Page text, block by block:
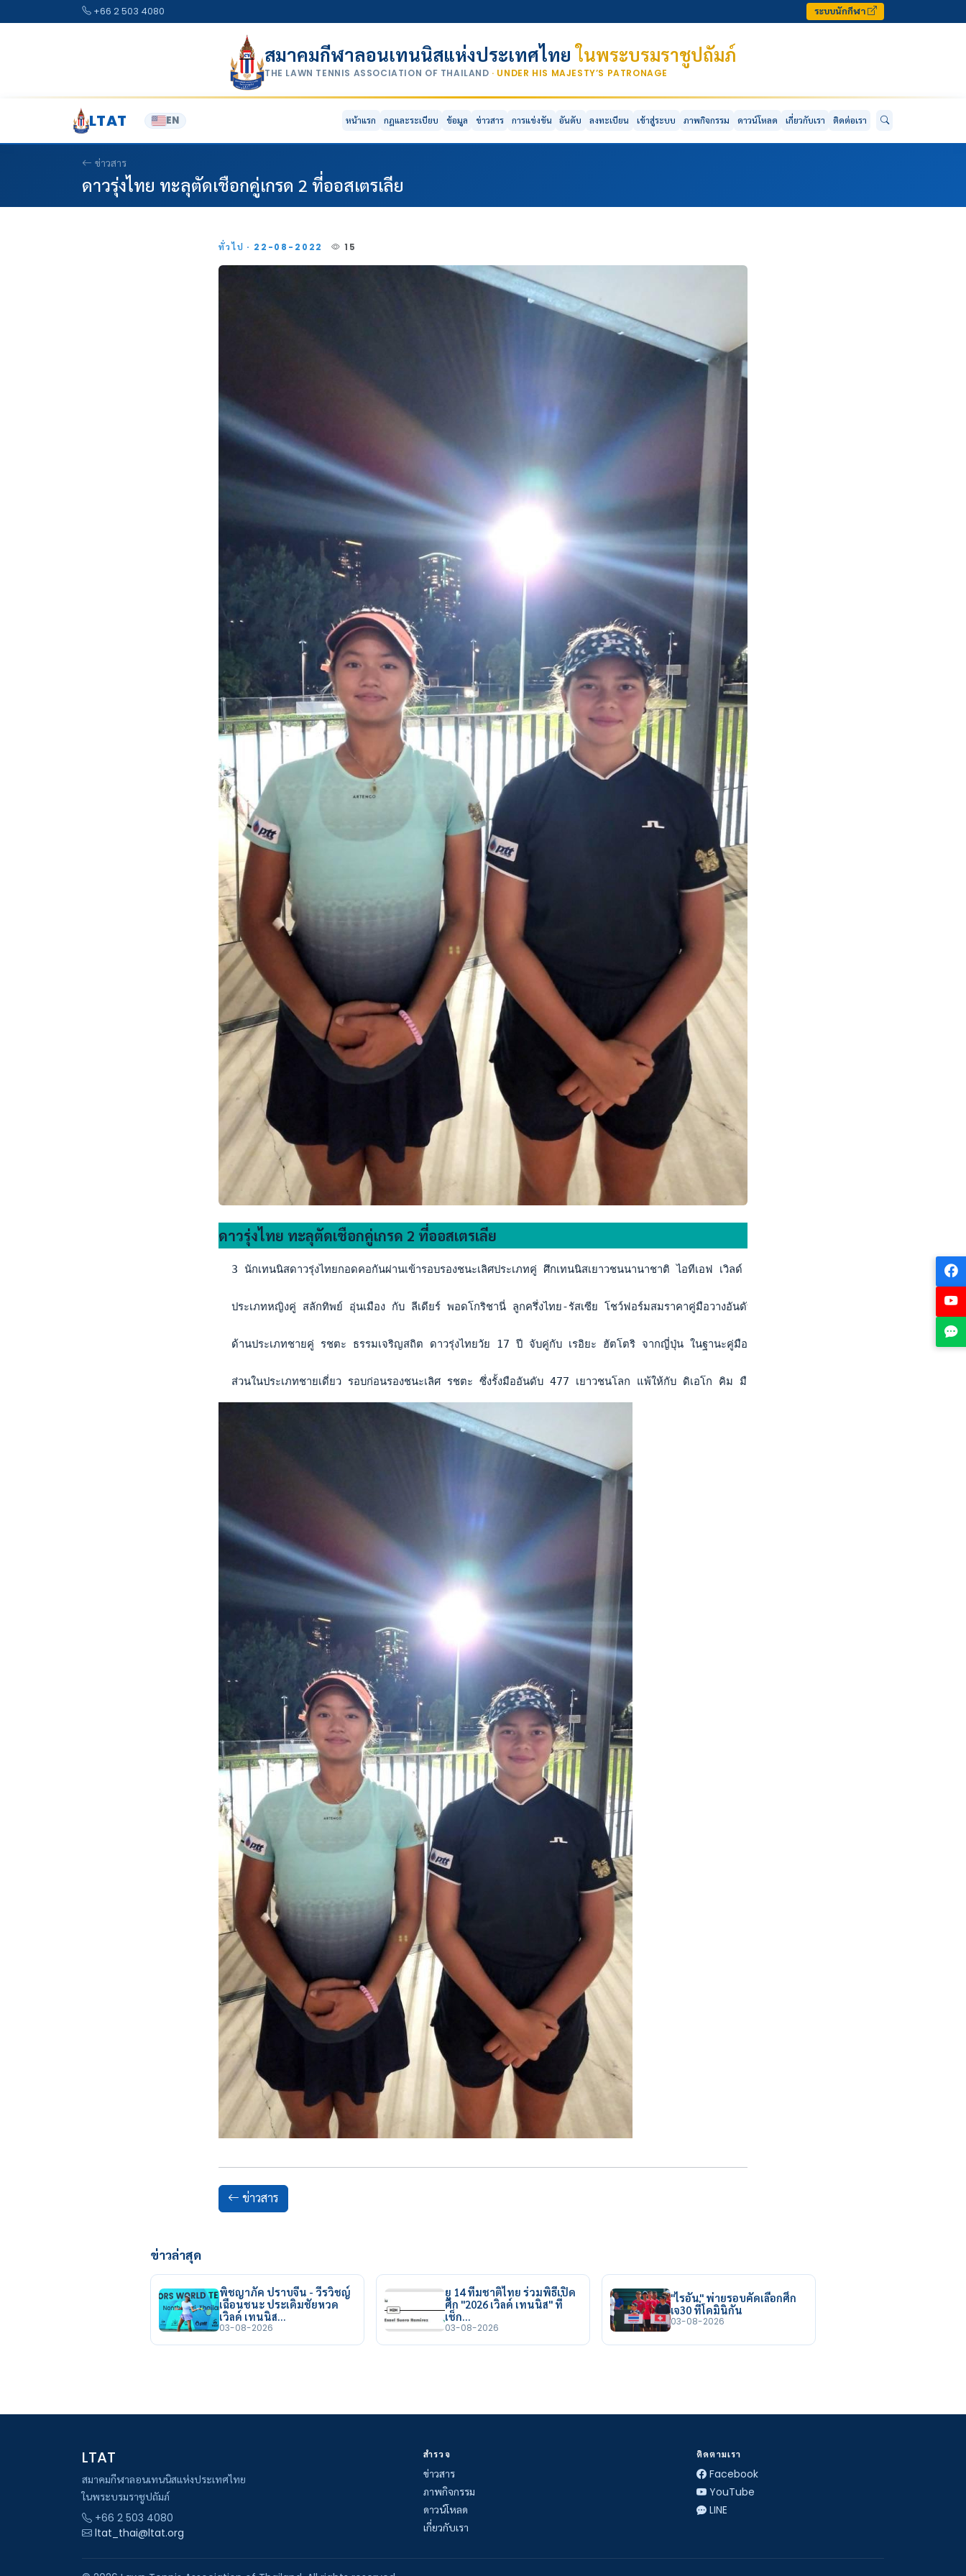
+66 2 503 4080 ระบบนักกีฬา
สมาคมกีฬาลอนเทนนิสแห่งประเทศไทยในพระบรมราชูปถัมภ์
THE LAWN TENNIS ASSOCIATION OF THAILAND · UNDER HIS MAJESTY’S PATRONAGE
LTAT EN หน้าแรก กฎและระเบียบ ข้อมูล ข่าวสาร การแข่งขัน อันดับ ลงทะเบียน เข้าสู่ระบบ ภาพกิจกรรม ดาวน์โหลด เกี่ยวกับเรา ติดต่อเรา
ข่าวสาร
ดาวรุ่งไทย ทะลุตัดเชือกคู่เกรด 2 ที่ออสเตรเลีย
ทั่วไป · 22-08-2022 15
ดาวรุ่งไทย ทะลุตัดเชือกคู่เกรด 2 ที่ออสเตรเลีย
3 นักเทนนิสดาวรุ่งไทยกอดคอกันผ่านเข้ารอบรองชนะเลิศประเภทคู่ ศึกเทนนิสเยาวชนนานาชาติ ไอทีเอฟ เวิลด์ เทนนิส ทัวร์ จูเนียร์ 2022 เก็บคะแนนสะ
ประเภทหญิงคู่ สลักทิพย์ อุ่นเมือง กับ ลีเดียร์ พอดโกริชานี่ ลูกครึ่งไทย-รัสเซีย โชว์ฟอร์มสมราคาคู่มือวางอันดับ 3 ของรายการ ช่วยกันหวดชนะ อลิซาเบ
ด้านประเภทชายคู่ รชตะ ธรรมเจริญสถิต ดาวรุ่งไทยวัย 17 ปี จับคู่กับ เรอิยะ ฮัตโตริ จากญี่ปุ่น ในฐานะคู่มือวางอันดับ 3 ของรายการ สามารถผ่านเข้
ส่วนในประเภทชายเดี่ยว รอบก่อนรองชนะเลิศ รชตะ ซึ่งรั้งมืออันดับ 477 เยาวชนโลก แพ้ให้กับ ดิเอโก คิม มืออันดับ 162 เยาวชนโลก มือวางอันดับ 3
ข่าวสาร
ข่าวล่าสุด
พิชญาภัค ปราบจีน - วีรวิชญ์
เฉือนชนะ ประเดิมชัยหวด
เวิลด์ เทนนิส…
03-08-2026
ยู 14 ทีมชาติไทย ร่วมพิธีเปิด
ศึก "2026 เวิลด์ เทนนิส" ที่
เช็ก…
03-08-2026
"ไรอัน" พ่ายรอบคัดเลือกศึก
เจ30 ที่โดมินิกัน
03-08-2026
LTAT
สมาคมกีฬาลอนเทนนิสแห่งประเทศไทย
ในพระบรมราชูปถัมภ์
+66 2 503 4080
ltat_thai@ltat.org
สำรวจ
ข่าวสาร
ภาพกิจกรรม
ดาวน์โหลด
เกี่ยวกับเรา
ติดตามเรา
Facebook
YouTube
LINE